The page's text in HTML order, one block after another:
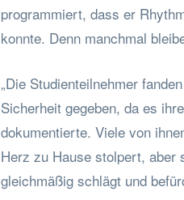
programmiert, dass er
konnte. Denn manchmal
„Die Studienteilnehmer
Sicherheit gegeben, da es
dokumentierte. Viele von
Herz zu Hause stolpert, aber
gleichmäßig schlägt und